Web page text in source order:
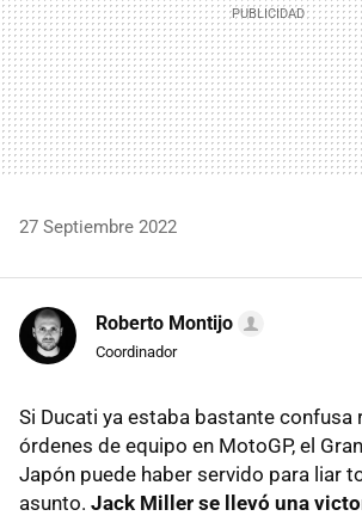
27 Septiembre 2022
Roberto Montijo
Coordinador
Si Ducati ya estaba bastante confusa
órdenes de equipo en MotoGP, el
Japón puede haber servido para liar
asunto. Jack Miller se llevó una